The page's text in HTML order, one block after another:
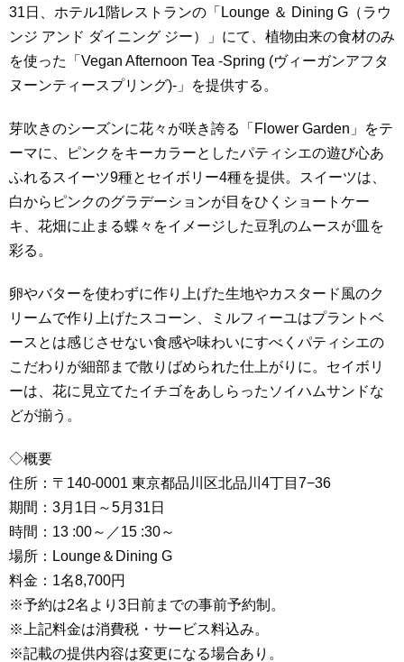
31日、ホテル1階レストランの「Lounge ＆ Dining G（ラウ
ンジ アンド ダイニング ジー）」にて、植物由来の食材のみ
を使った「Vegan Afternoon Tea -Spring (ヴィーガンアフタ
ヌーンティースプリング)-」を提供する。
芽吹きのシーズンに花々が咲き誇る「Flower Garden」をテ
ーマに、ピンクをキーカラーとしたパティシエの遊び心あ
ふれるスイーツ9種とセイボリー4種を提供。スイーツは、
白からピンクのグラデーションが目をひくショートケー
キ、花畑に止まる蝶々をイメージした豆乳のムースが皿を
彩る。
卵やバターを使わずに作り上げた生地やカスタード風のク
リームで作り上げたスコーン、ミルフィーユはプラントベ
ースとは感じさせない食感や味わいにすべくパティシエの
こだわりが細部まで散りばめられた仕上がりに。セイボリ
ーは、花に見立てたイチゴをあしらったソイハムサンドな
どが揃う。
◇概要
住所：〒140-0001 東京都品川区北品川4丁目7−36
期間：3月1日～5月31日
時間：13 :00～／15 :30～
場所：Lounge＆Dining G
料金：1名8,700円
※予約は2名より3日前までの事前予約制。
※上記料金は消費税・サービス料込み。
※記載の提供内容は変更になる場合あり。